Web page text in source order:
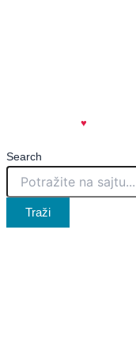
♥
Search
Traži